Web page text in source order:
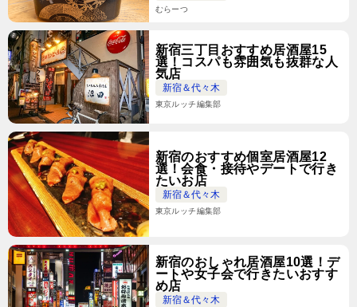
むらーつ
新宿三丁目おすすめ居酒屋15
選！コスパも雰囲気も抜群な人
気店
新宿＆代々木
東京ルッチ編集部
新宿のおすすめ個室居酒屋12
選！会食・接待やデートで行き
たいお店
新宿＆代々木
東京ルッチ編集部
新宿のおしゃれ居酒屋10選！デ
ートや女子会で行きたいおすす
め店
新宿＆代々木